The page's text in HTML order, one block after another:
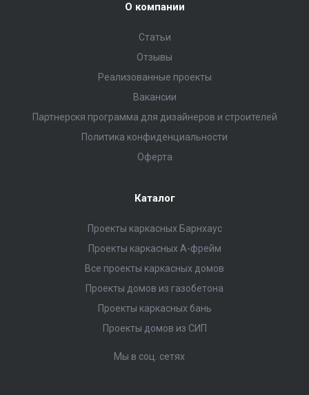
О компании
Статьи
Отзывы
Реализованные проекты
Вакансии
Партнерскя программа для дизайнеров и строителей
Политика конфиденциальности
Оферта
Каталог
Проекты каркасных Барнхаус
Проекты каркасных А-фрейм
Все проекты каркасных домов
Проекты домов из газобетона
Проекты каркасных бань
Проекты домов из СИП
Мы в соц. сетях